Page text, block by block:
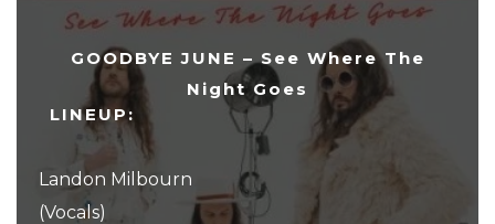
GOODBYE JUNE – See Where The
Night Goes
LINEUP:
Landon Milbourn
(Vocals)